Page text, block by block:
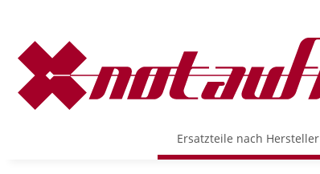
Ersatzteile nach Hersteller